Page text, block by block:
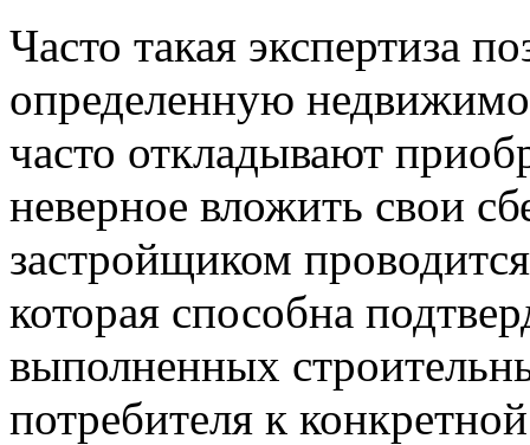
Часто такая экспертиза
определенную
часто откладывают
неверное вложить свои
застройщиком
которая способна
выполненных
потребителя к